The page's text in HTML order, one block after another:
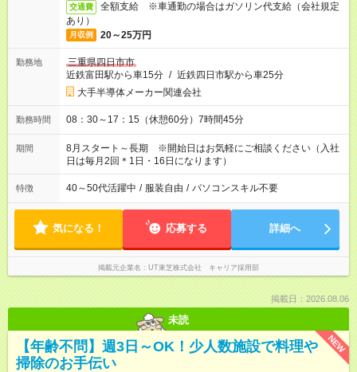
交通費
全額支給 ※車通勤の場合はガソリン代支給（会社規定
あり）
月収例 20～25万円
勤務地
三重県四日市市
近鉄富田駅から車15分 / 近鉄四日市駅から車25分
大手半導体メーカー関連会社
勤務時間 08：30～17：15（休憩60分）7時間45分
期間
8月スタート～長期 ※開始日はお気軽にご相談ください（入社
日は毎月2回＊1日・16日になります）
特徴 40～50代活躍中 / 服装自由 / パソコンスキル不要
気になる！ 応募する 詳細へ
掲載元企業名 UT東芝株式会社 キャリア採用部
掲載日：2026.08.06
未読
NEW
【年齢不問】週3日～OK！少人数施設で料理や
掃除のお手伝い